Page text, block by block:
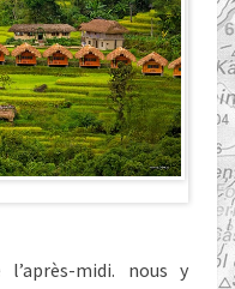
midi. nous y